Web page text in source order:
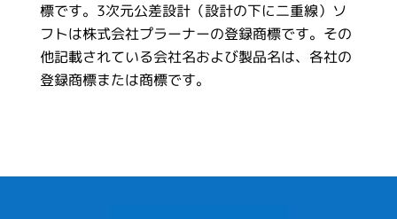
標です。3次元公差設計（設計の下に二重線）ソ
フトは株式会社プラーナーの登録商標です。その
他記載されている会社名および製品名は、各社の
登録商標または商標です。